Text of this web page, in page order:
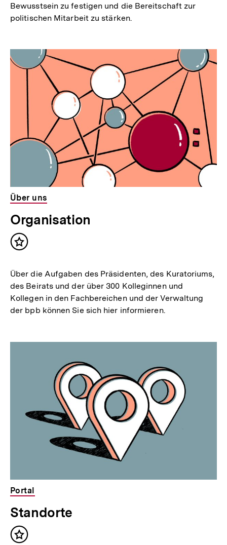
Bewusstsein zu festigen und die Bereitschaft zur
politischen Mitarbeit zu stärken.
Über uns
Organisation
Inhalt
Über die Aufgaben des Präsidenten, des Kuratoriums,
des Beirats und der über 300 Kolleginnen und
Kollegen in den Fachbereichen und der Verwaltung
der bpb können Sie sich hier informieren.
Portal
Standorte
Inhalt